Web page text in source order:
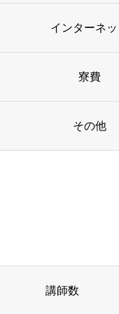
インターネッ
寮費
その他
講師数